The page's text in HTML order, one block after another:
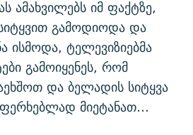
ამახვილებს იმ ფაქტზე,
გამოდიოდა და
ისმოდა, ტელევიზიებმა
გამოიყენეს, რომ
და ბელადის სიტყვა
მიეტანათ…